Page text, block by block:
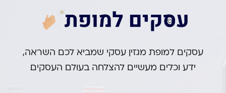
עסקים למופת מגזין עסקי שמביא לכם השראה,
ידע וכלים מעשיים להצלחה בעולם העסקים.